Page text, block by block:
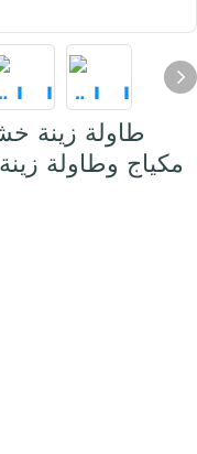
طاولة زينة
مكياج وطاولة